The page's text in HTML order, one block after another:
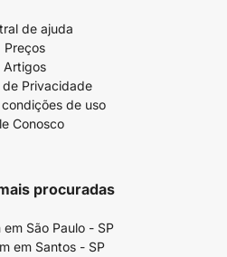
de ajuda
Preços
Artigos
de Privacidade
de uso
Conosco
procuradas
São Paulo - SP
em Santos - SP